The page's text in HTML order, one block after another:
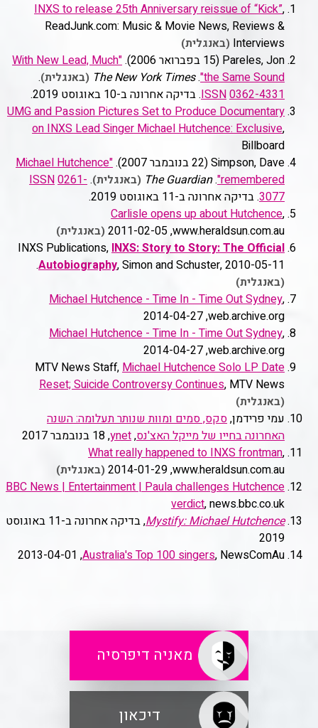
INXS to release 25th Anniversary reissue of “Kick”,
ReadJunk.com: Music & Movie News, Reviews &
Interviews (באנגלית)
Pareles, Jon ( 15 בפברואר 2006 ).
"With New Lead, Much
the Same Sound"
.
The New York Times (באנגלית).
ISSN0362-4331 . בדיקה אחרונה ב-10 באוגוסט 2019
.
UMG and Passion Pictures Set to Produce Documentary
on INXS Lead Singer Michael Hutchence: Exclusive,
Billboard
Simpson, Dave ( 22 בנובמבר 2007 ).
"Michael Hutchence
remembered"
.
The Guardian (באנגלית).
ISSN0261-
3077. בדיקה אחרונה ב-11 באוגוסט 2019
.
Carlisle opens up about Hutchence,
www.heraldsun.com.au, ‏2011-02-05
(באנגלית)
INXS Publications,INXS: Story to Story: The Official
Autobiography, Simon and Schuster, 2010-05-11.
(באנגלית)
Michael Hutchence - Time In - Time Out Sydney,
web.archive.org, ‏2014-04-27
Michael Hutchence - Time In - Time Out Sydney,
web.archive.org, ‏2014-04-27
MTV News Staff,Michael Hutchence Solo LP Date
Reset; Suicide Controversy Continues, MTV News
(באנגלית)
עמי פרידמן,סקס, סמים ומוות שנותר תעלומה: השנה
האחרונה בחייו של מייקל האצ'נס,
ynet, ‏18 בנובמבר 2017
What really happened to INXS frontman,
www.heraldsun.com.au, ‏2014-01-29
(באנגלית)
BBC News | Entertainment | Paula challenges Hutchence
verdict, news.bbc.co.uk
Mystify: Michael Hutchence
, בדיקה אחרונה ב-11 באוגוסט
2019
Australia's Top 100 singers, NewsComAu, ‏2013-04-01
דיכאון
מאניה דיפרסיה